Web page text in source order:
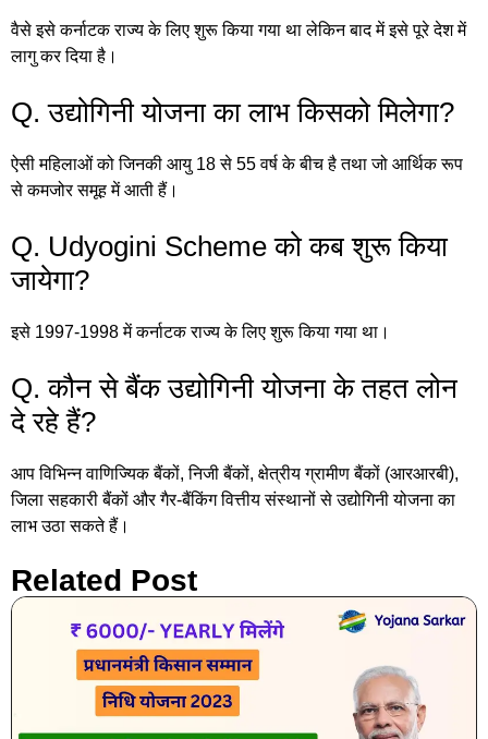
वैसे इसे कर्नाटक राज्य के लिए शुरू किया गया था लेकिन बाद में इसे पूरे देश में
लागु कर दिया है।
Q. उद्योगिनी योजना का लाभ किसको मिलेगा?
ऐसी महिलाओं को जिनकी आयु 18 से 55 वर्ष के बीच है तथा जो आर्थिक रूप
से कमजोर समूह में आती हैं।
Q. Udyogini Scheme को कब शुरू किया
जायेगा?
इसे 1997-1998 में कर्नाटक राज्य के लिए शुरू किया गया था।
Q. कौन से बैंक उद्योगिनी योजना के तहत लोन
दे रहे हैं?
आप विभिन्न वाणिज्यिक बैंकों, निजी बैंकों, क्षेत्रीय ग्रामीण बैंकों (आरआरबी),
जिला सहकारी बैंकों और गैर-बैंकिंग वित्तीय संस्थानों से उद्योगिनी योजना का
लाभ उठा सकते हैं।
Related Post